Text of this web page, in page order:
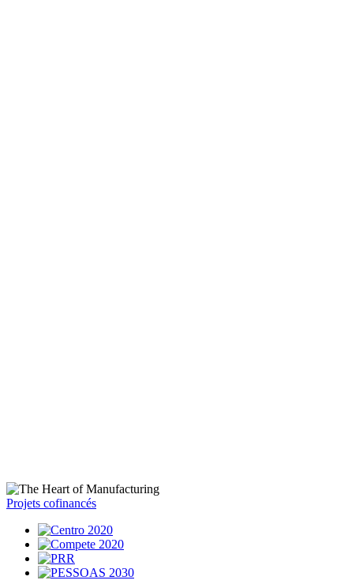
Projets cofinancés